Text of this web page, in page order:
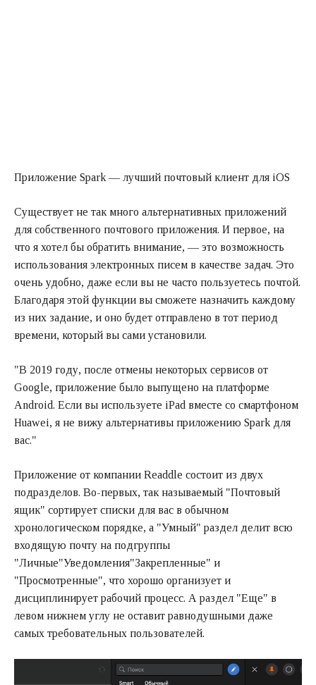
Приложение Spark — лучший почтовый клиент для iOS
Существует не так много альтернативных приложений
для собственного почтового приложения. И первое, на
что я хотел бы обратить внимание, — это возможность
использования электронных писем в качестве задач. Это
очень удобно, даже если вы не часто пользуетесь почтой.
Благодаря этой функции вы сможете назначить каждому
из них задание, и оно будет отправлено в тот период
времени, который вы сами установили.
"В 2019 году, после отмены некоторых сервисов от
Google, приложение было выпущено на платформе
Android. Если вы используете iPad вместе со смартфоном
Huawei, я не вижу альтернативы приложению Spark для
вас."
Приложение от компании Readdle состоит из двух
подразделов. Во-первых, так называемый "Почтовый
ящик" сортирует списки для вас в обычном
хронологическом порядке, а "Умный" раздел делит всю
входящую почту на подгруппы
"Личные"Уведомления"Закрепленные" и
"Просмотренные", что хорошо организует и
дисциплинирует рабочий процесс. А раздел "Еще" в
левом нижнем углу не оставит равнодушными даже
самых требовательных пользователей.